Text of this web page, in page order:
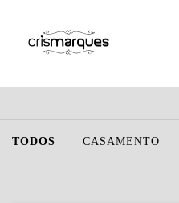
TODOS CASAMENTO